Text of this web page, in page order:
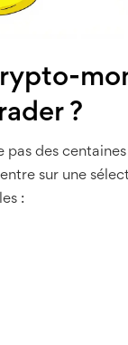
?
pas des
sur une
: